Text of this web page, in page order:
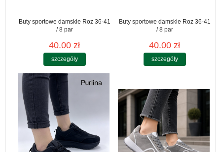
Buty sportowe damskie Roz 36-41
/ 8 par
40.00 zł
szczegóły
Buty sportowe damskie Roz 36-41
/ 8 par
40.00 zł
szczegóły